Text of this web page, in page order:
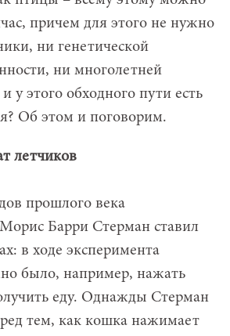
причем для этого не нужно
ни генетической
ни многолетней
у этого обходного пути есть
Об этом и поговорим.
летчиков
прошлого века
Барри Стерман ставил
в ходе эксперимента
было, например, нажать
еду. Однажды Стерман
тем, как кошка нажимает